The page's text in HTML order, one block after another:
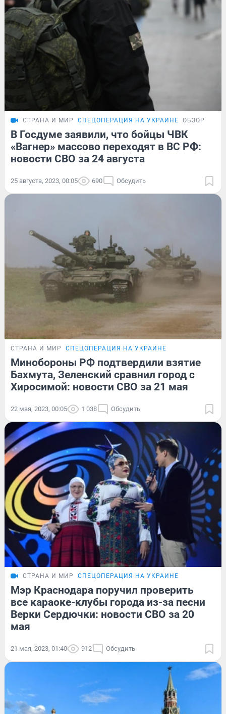
СТРАНА И МИР СПЕЦОПЕРАЦИЯ НА УКРАИНЕ ОБЗОР
В Госдуме заявили, что бойцы ЧВК
«Вагнер» массово переходят в ВС РФ:
новости СВО за 24 августа
25 августа, 2023, 00:05 690 Обсудить
СТРАНА И МИР СПЕЦОПЕРАЦИЯ НА УКРАИНЕ
Минобороны РФ подтвердили взятие
Бахмута, Зеленский сравнил город с
Хиросимой: новости СВО за 21 мая
22 мая, 2023, 00:05 1 038 Обсудить
СТРАНА И МИР СПЕЦОПЕРАЦИЯ НА УКРАИНЕ
Мэр Краснодара поручил проверить
все караоке-клубы города из-за песни
Верки Сердючки: новости СВО за 20
мая
21 мая, 2023, 01:40 912 Обсудить